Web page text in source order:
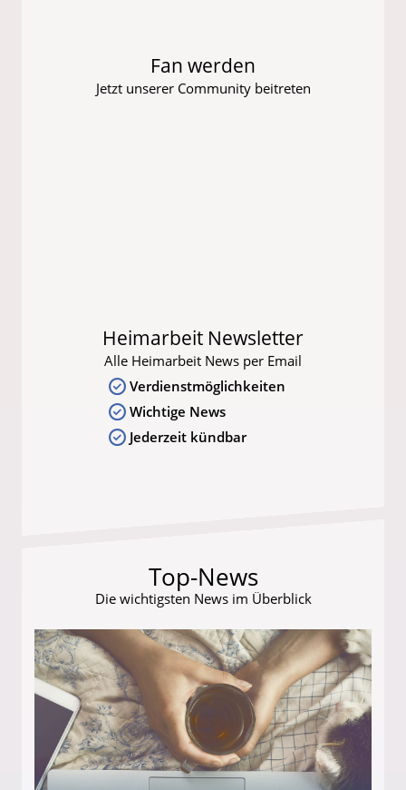
Fan werden
Jetzt unserer Community beitreten
Heimarbeit Newsletter
Alle Heimarbeit News per Email
Verdienstmöglichkeiten
Wichtige News
Jederzeit kündbar
Top-News
Die wichtigsten News im Überblick